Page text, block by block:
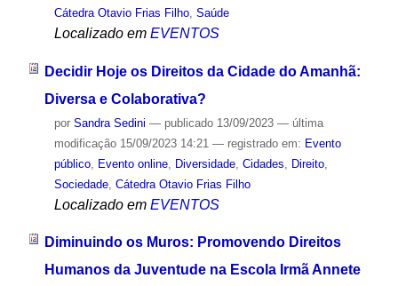
Cátedra Otavio Frias Filho, Saúde
Localizado em EVENTOS
Decidir Hoje os Direitos da Cidade do Amanhã:
Diversa e Colaborativa?
por Sandra Sedini — publicado13/09/2023 — última
modificação15/09/2023 14:21 — registrado em: Evento
público, Evento online, Diversidade, Cidades Direito,
Sociedade, Cátedra Otavio Frias Filho
Localizado em EVENTOS
Diminuindo os Muros: Promovendo Direitos
Humanos da Juventude na Escola Irmã Annete